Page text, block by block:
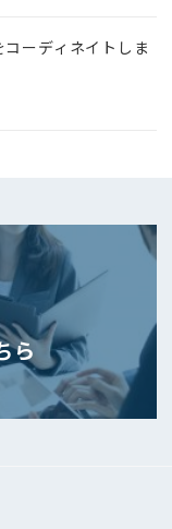
ーディネイトしま
ら